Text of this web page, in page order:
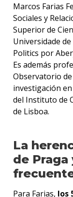
Marcos Farias
Sociales y
Superior de
Universidade
Politics por
Es además
Observatorio
investigación
del Instituto de
de Lisboa.
La
de
Para Farias, los